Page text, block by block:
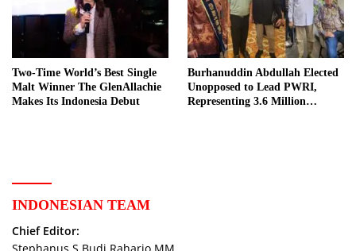
Two-Time World’s Best Single
Malt Winner The GlenAllachie
Makes Its Indonesia Debut
Burhanuddin Abdullah Elected
Unopposed to Lead PWRI,
Representing 3.6 Million
INDONESIAN TEAM
Chief Editor: